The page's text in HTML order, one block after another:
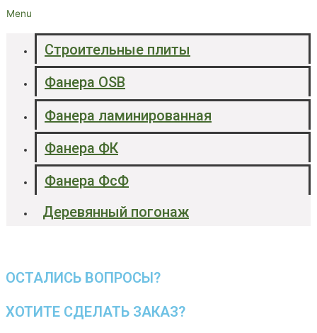
Menu
Строительные плиты
Фанера OSB
Фанера ламинированная
Фанера ФК
Фанера ФсФ
Деревянный погонаж
ОСТАЛИСЬ ВОПРОСЫ?
ХОТИТЕ СДЕЛАТЬ ЗАКАЗ?